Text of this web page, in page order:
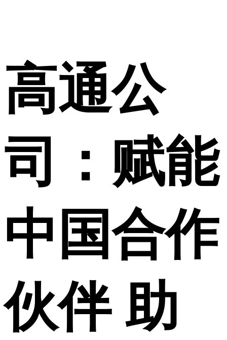
高通公
司：赋能
中国合作
伙伴 助